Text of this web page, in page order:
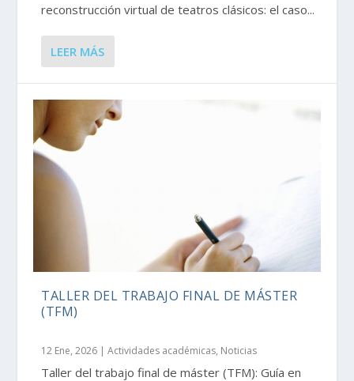
reconstrucción virtual de teatros clásicos: el caso...
LEER MÁS
TALLER DEL TRABAJO FINAL DE MÁSTER
(TFM)
12 Ene, 2026 |Actividades académicas, Noticias
Taller del trabajo final de máster (TFM): Guía en